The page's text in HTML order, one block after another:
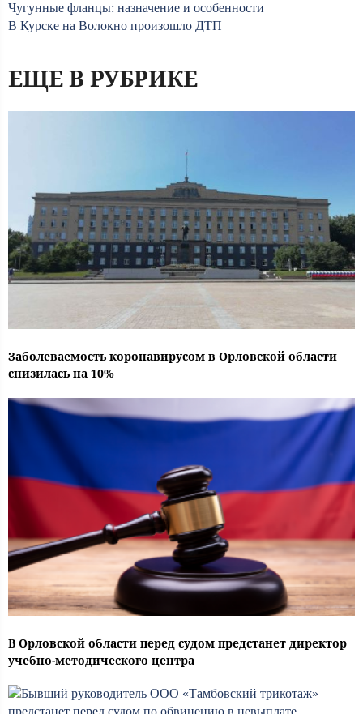
Чугунные фланцы: назначение и особенности
В Курске на Волокно произошло ДТП
ЕЩЕ В РУБРИКЕ
Заболеваемость коронавирусом в Орловской области
снизилась на 10%
В Орловской области перед судом предстанет директор
учебно-методического центра